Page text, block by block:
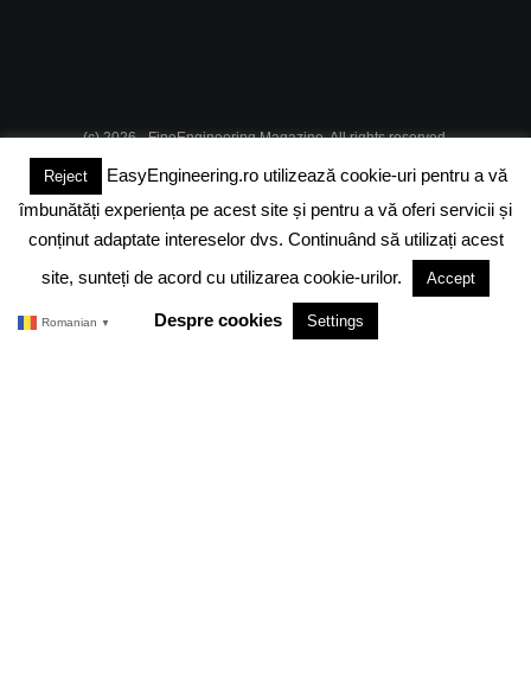
(c) 2026 - FineEngineering Magazine. All rights reserved.
DESPRE NOI ABONAMENT
DESPRE COOKIES POLITICA DE CONFIDENTIALITATE
TERMENI SI CONDITII
Reject
EasyEngineering.ro utilizează cookie-uri pentru a vă
îmbunătăți experiența pe acest site și pentru a vă oferi servicii și
conținut adaptate intereselor dvs. Continuând să utilizați acest
site, sunteți de acord cu utilizarea cookie-urilor.
Accept
Despre cookies Settings
Romanian ▼